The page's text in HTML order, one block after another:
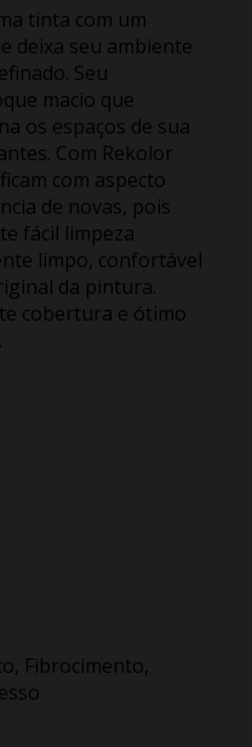
tinta com um
deixa seu ambiente
Seu
macio que
os espaços de sua
Com Rekolor
com aspecto
de novas, pois
fácil limpeza
limpo, confortável
da pintura.
cobertura e ótimo
Fibrocimento,